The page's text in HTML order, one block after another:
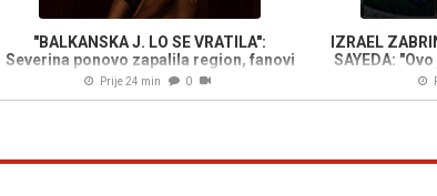
"BALKANSKA J. LO SE VRATILA":
Severina ponovo zapalila region, fanovi
u transu
Prije 24 min 0
IZRAEL
SAYEDA: